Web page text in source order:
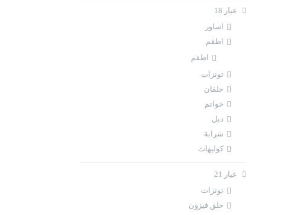
عيار 18
اساور
اطقم
اطقم
تونزات
حلقان
خواتم
دبل
شرابة
كوليهات
عيار 21
تونزات
حلق فيزون